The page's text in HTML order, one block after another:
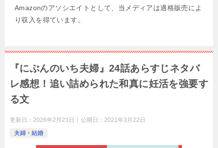
Amazonのアソシエイトとして、当メディアは適格販売によ
り収入を得ています。
『にぶんのいち夫婦』24話あらすじネタバ
レ感想！追い詰められた和真に妊活を強要す
る文
更新日： 2026年2月23日 公開日： 2021年3月22日
夫婦・結婚